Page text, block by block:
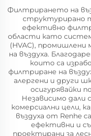
Филтрирането на
структурирано
ефективно
области като
(HVAC), промишлени
на въздуха.
които са
филтриране на
алергени и други
осигурявайки
Независимо дали
комерсиални цели,
въздуха от Renhe
ефективни и
проектирани за